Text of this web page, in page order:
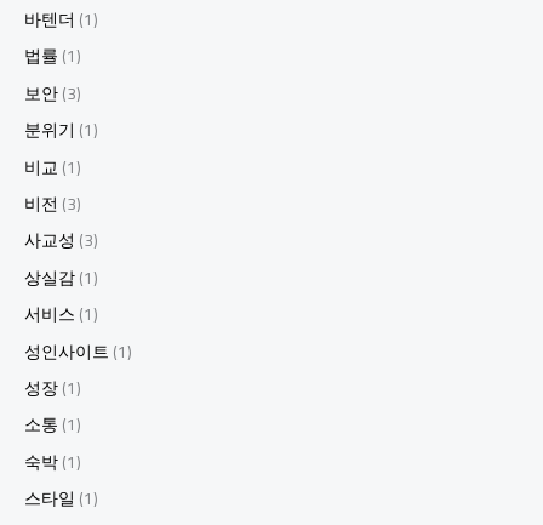
바텐더 (1)
법률(1)
보안(3)
분위기 (1)
비교(1)
비전(3)
사교성 (3)
상실감(1)
서비스(1)
성인사이트(1)
성장(1)
소통(1)
숙박(1)
스타일(1)